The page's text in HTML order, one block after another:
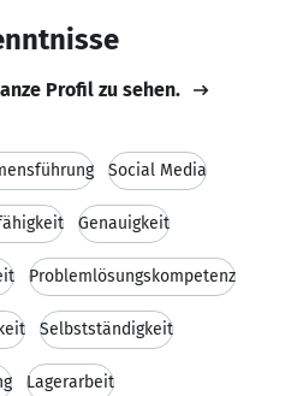
Profil zu sehen.
Social Media
Genauigkeit
Problemlösungskompetenz
Selbstständigkeit
Lagerarbeit